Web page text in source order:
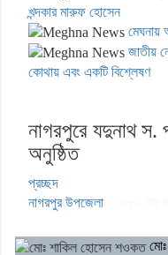
খন্দকার মারুফ হোসেন
মেঘনায়
জাতীয়
কোথায় এবং একটি বিশ্লেষণ
নাগরপুরে যদুনাথ স.
অনুষ্ঠিত
প্রচ্ছদ
নাগরপুর উপজেলা